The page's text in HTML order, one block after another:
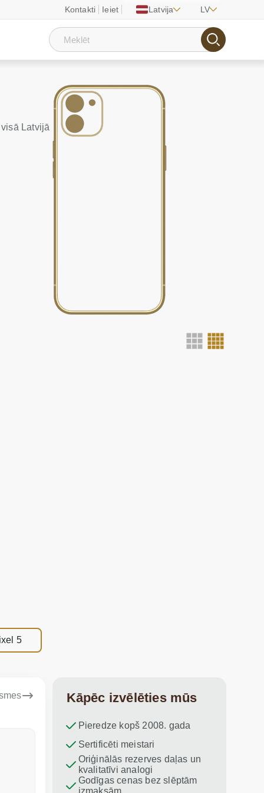
Kontakti Ieiet Latvija LV
Latvijā
5
Dina Vituma
Izcils serviss!
Kāpēc izvēlēties mūs
Pieredze kopš 2008. gada
Sertificēti meistari
Oriģinālās rezerves daļas un
kvalitatīvi analogi
Godīgas cenas bez slēptām
izmaksām